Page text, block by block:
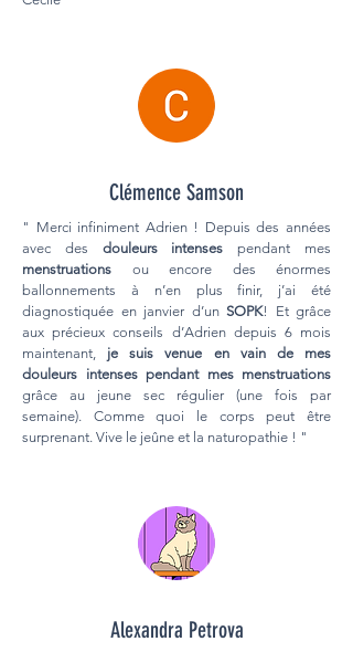
Clémence Samson
" Merci infiniment Adrien ! Depuis des années
avec des douleurs intenses pendant mes
menstruations ou encore des énormes
ballonnements à n’en plus finir, j’ai été
diagnostiquée en janvier d’un SOPK! Et grâce
aux précieux conseils d’Adrien depuis 6 mois
maintenant, je suis venue en vain de mes
douleurs intenses pendant mes menstruations
grâce au jeune sec régulier (une fois par
semaine). Comme quoi le corps peut être
surprenant. Vive le jeûne et la naturopathie ! "
Alexandra Petrova